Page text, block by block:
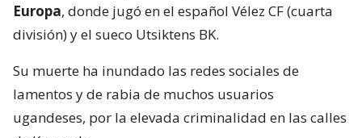
Europa, donde jugó en el español Vélez CF (cuarta
división) y el sueco Utsiktens BK.
Su muerte ha inundado las redes sociales de
lamentos y de rabia de muchos usuarios
ugandeses, por la elevada criminalidad en las calles